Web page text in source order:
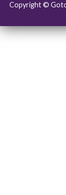
Copyright ©